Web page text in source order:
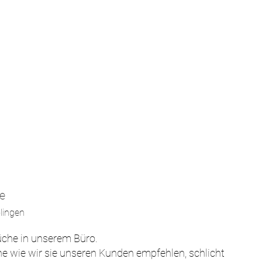
in unserem Büro.
wie wir sie unseren Kunden empfehlen, schlicht